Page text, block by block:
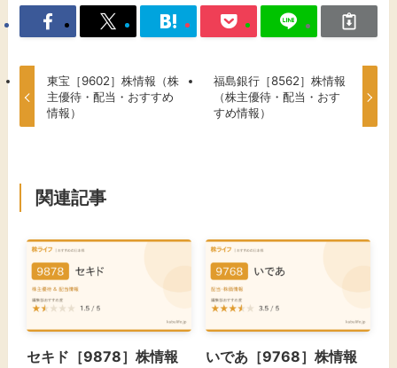
東宝［9602］株情報（株
主優待・配当・おすすめ
情報）
福島銀行［8562］株情報
（株主優待・配当・おす
すめ情報）
関連記事
セキド［9878］株情報
いであ［9768］株情報